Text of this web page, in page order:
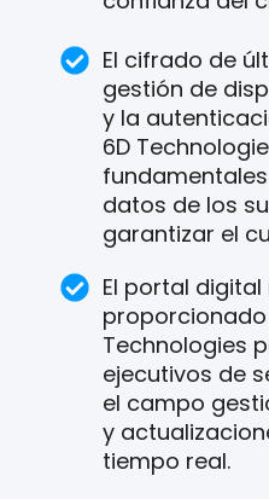
El cifrado de
gestión de
y la
6D
datos de los
garantizar el
El portal digital
Technologies
ejecutivos de
el campo
y
tiempo real.